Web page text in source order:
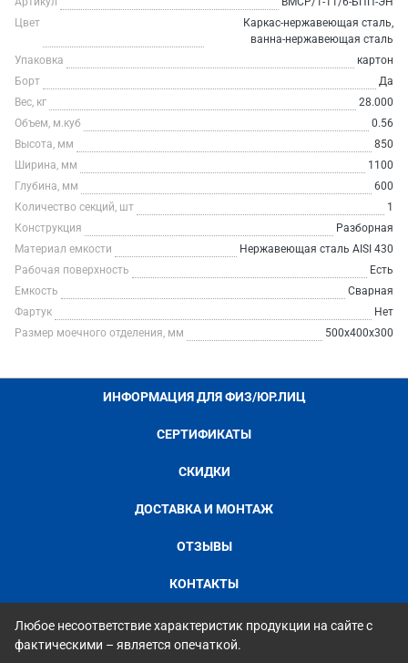
Цвет
Каркас-нержавеющая сталь,
ванна-нержавеющая сталь
Упаковка
картон
Борт
Да
Вес, кг
28.000
Объем, м.куб
0.56
Высота, мм
850
Ширина, мм
1100
Глубина, мм
600
Количество секций, шт
1
Конструкция
Разборная
Материал емкости
Нержавеющая сталь AISI 430
Рабочая поверхность
Есть
Емкость
Сварная
Фартук
Нет
Размер моечного отделения, мм
500x400x300
ИНФОРМАЦИЯ ДЛЯ ФИЗ/ЮР.ЛИЦ
СЕРТИФИКАТЫ
СКИДКИ
ДОСТАВКА И МОНТАЖ
ОТЗЫВЫ
КОНТАКТЫ
Любое несоответствие характеристик продукции на сайте с
фактическими – является опечаткой.